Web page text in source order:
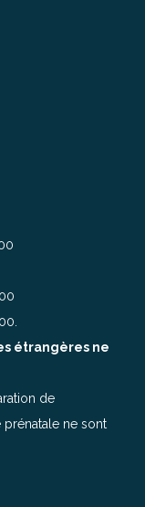
étrangères ne
de
ne sont